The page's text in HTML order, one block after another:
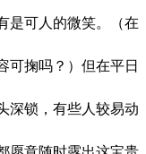
是可人的微笑。（在
可掬吗？）但在平日
深锁，有些人较易动